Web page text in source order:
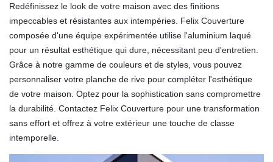
Redéfinissez le look de votre maison avec des finitions
impeccables et résistantes aux intempéries. Felix Couverture
composée d'une équipe expérimentée utilise l'aluminium laqué
pour un résultat esthétique qui dure, nécessitant peu d'entretien.
Grâce à notre gamme de couleurs et de styles, vous pouvez
personnaliser votre planche de rive pour compléter l'esthétique
de votre maison. Optez pour la sophistication sans compromettre
la durabilité. Contactez Felix Couverture pour une transformation
sans effort et offrez à votre extérieur une touche de classe
intemporelle.